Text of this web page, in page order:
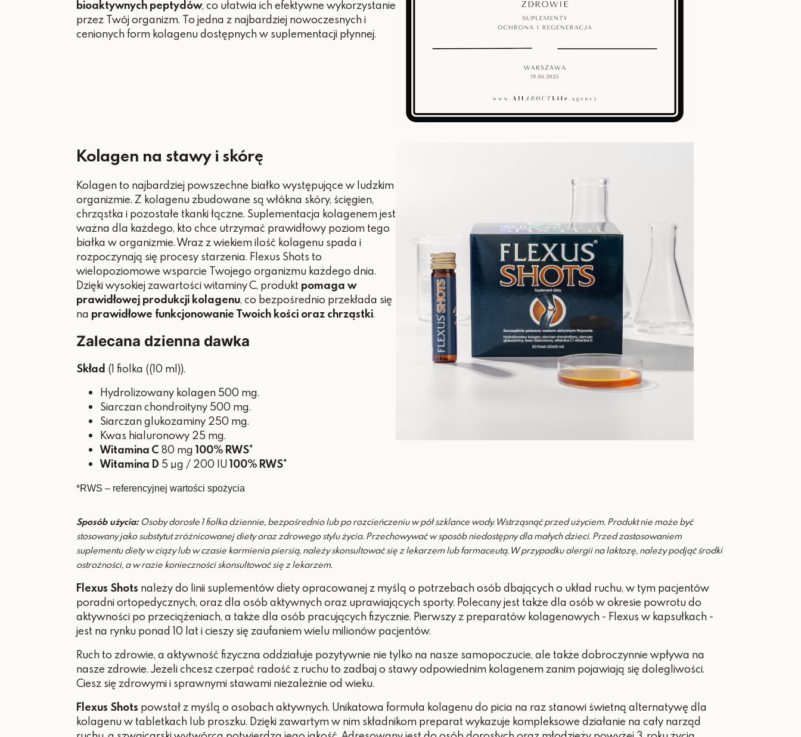
bioaktywnych peptydów, co ułatwia ich efektywne wykorzystanie
przez Twój organizm. To jedna z najbardziej nowoczesnych i
cenionych form kolagenu dostępnych w suplementacji płynnej.
Kolagen na stawy i skórę
Kolagen to najbardziej powszechne białko występujące w ludzkim
organizmie. Z kolagenu zbudowane są włókna skóry, ścięgien,
chrząstka i pozostałe tkanki łączne. Suplementacja kolagenem jest
ważna dla każdego, kto chce utrzymać prawidłowy poziom tego
białka w organizmie. Wraz z wiekiem ilość kolagenu spada i
rozpoczynają się procesy starzenia. Flexus Shots to
wielopoziomowe wsparcie Twojego organizmu każdego dnia.
Dzięki wysokiej zawartości witaminy C, produkt pomaga w
prawidłowej produkcji kolagenu, co bezpośrednio przekłada się
na prawidłowe funkcjonowanie Twoich kości oraz chrząstki.
Zalecana dzienna dawka
Skład (1 fiolka ((10 ml)).
Hydrolizowany kolagen 500 mg.
Siarczan chondroityny 500 mg.
Siarczan glukozaminy 250 mg.
Kwas hialuronowy 25 mg.
Witamina C 80 mg 100% RWS*
Witamina D 5 µg / 200 IU100% RWS*
*RWS – referencyjnej wartości spożycia
Sposób użycia: Osoby dorosłe 1 fiolka dziennie, bezpośrednio lub po rozcieńczeniu w pół szklance wody. Wstrząsnąć przed użyciem. Produkt nie może być
stosowany jako substytut zróżnicowanej diety oraz zdrowego stylu życia. Przechowywać w sposób niedostępny dla małych dzieci. Przed zastosowaniem
suplementu diety w ciąży lub w czasie karmienia piersią, należy skonsultować się z lekarzem lub farmaceutą. W przypadku alergii na laktozę, należy podjąć środki
ostrożności, a w razie konieczności skonsultować się z lekarzem.
Flexus Shots należy do linii suplementów diety opracowanej z myślą o potrzebach osób dbających o układ ruchu, w tym pacjentów
poradni ortopedycznych, oraz dla osób aktywnych oraz uprawiających sporty. Polecany jest także dla osób w okresie powrotu do
aktywności po przeciążeniach, a także dla osób pracujących fizycznie. Pierwszy z preparatów kolagenowych - Flexus w kapsułkach -
jest na rynku ponad 10 lat i cieszy się zaufaniem wielu milionów pacjentów.
Ruch to zdrowie, a aktywność fizyczna oddziałuje pozytywnie nie tylko na nasze samopoczucie, ale także dobroczynnie wpływa na
nasze zdrowie. Jeżeli chcesz czerpać radość z ruchu to zadbaj o stawy odpowiednim kolagenem zanim pojawiają się dolegliwości.
Ciesz się zdrowymi i sprawnymi stawami niezależnie od wieku.
Flexus Shots powstał z myślą o osobach aktywnych. Unikatowa formuła kolagenu do picia na raz stanowi świetną alternatywę dla
kolagenu w tabletkach lub proszku. Dzięki zawartym w nim składnikom preparat wykazuje kompleksowe działanie na cały narząd